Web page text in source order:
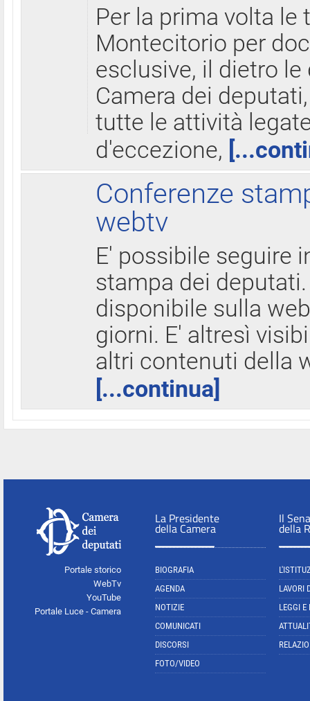
Per la prima volta le
Montecitorio per
esclusive, il dietro
Camera dei
tutte le attività
d'eccezione,
Conferenze
webtv
E' possibile seguire
stampa dei
disponibile sulla
giorni. E' altresì
altri contenuti della
[...continua]
Portale storico
WebTv
YouTube
Portale Luce - Camera
La Presidente
della Camera
BIOGRAFIA
AGENDA
NOTIZIE
COMUNICATI
DISCORSI
FOTO/VIDEO
Il
della
LAVORI
LEGGI E